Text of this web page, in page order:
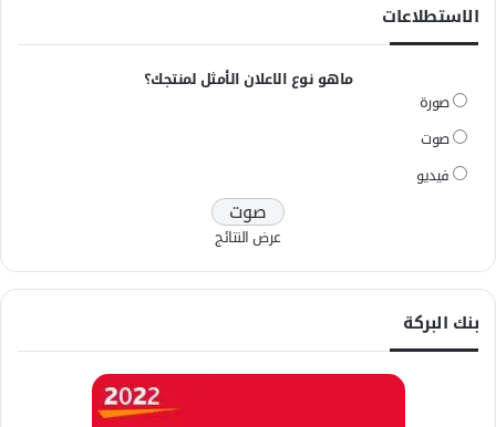
الاستطلاعات
ماهو نوع الاعلان الأمثل لمنتجك؟
صورة
صوت
فيديو
عرض النتائج
بنك البركة